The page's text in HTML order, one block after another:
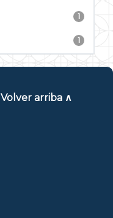
1
1
Volver arriba ∧